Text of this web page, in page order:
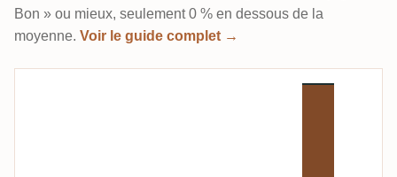
Bon » ou mieux, seulement 0 % en dessous de la
moyenne. Voir le guide complet →